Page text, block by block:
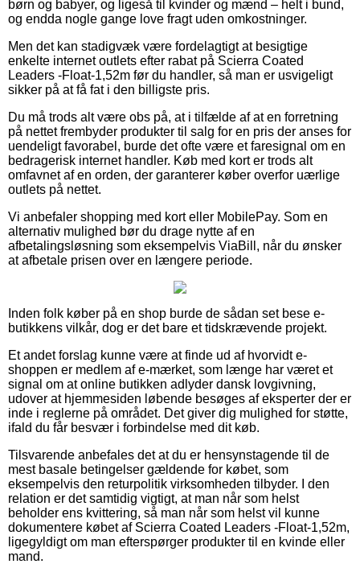
børn og babyer, og ligeså til kvinder og mænd – helt i bund,
og endda nogle gange love fragt uden omkostninger.
Men det kan stadigvæk være fordelagtigt at besigtige
enkelte internet outlets efter rabat på Scierra Coated
Leaders -Float-1,52m før du handler, så man er usvigeligt
sikker på at få fat i den billigste pris.
Du må trods alt være obs på, at i tilfælde af at en forretning
på nettet frembyder produkter til salg for en pris der anses for
uendeligt favorabel, burde det ofte være et faresignal om en
bedragerisk internet handler. Køb med kort er trods alt
omfavnet af en orden, der garanterer køber overfor uærlige
outlets på nettet.
Vi anbefaler shopping med kort eller MobilePay. Som en
alternativ mulighed bør du drage nytte af en
afbetalingsløsning som eksempelvis ViaBill, når du ønsker
at afbetale prisen over en længere periode.
Inden folk køber på en shop burde de sådan set bese e-
butikkens vilkår, dog er det bare et tidskrævende projekt.
Et andet forslag kunne være at finde ud af hvorvidt e-
shoppen er medlem af e-mærket, som længe har været et
signal om at online butikken adlyder dansk lovgivning,
udover at hjemmesiden løbende besøges af eksperter der er
inde i reglerne på området. Det giver dig mulighed for støtte,
ifald du får besvær i forbindelse med dit køb.
Tilsvarende anbefales det at du er hensynstagende til de
mest basale betingelser gældende for købet, som
eksempelvis den returpolitik virksomheden tilbyder. I den
relation er det samtidig vigtigt, at man når som helst
beholder ens kvittering, så man når som helst vil kunne
dokumentere købet af Scierra Coated Leaders -Float-1,52m,
ligegyldigt om man efterspørger produkter til en kvinde eller
mand.